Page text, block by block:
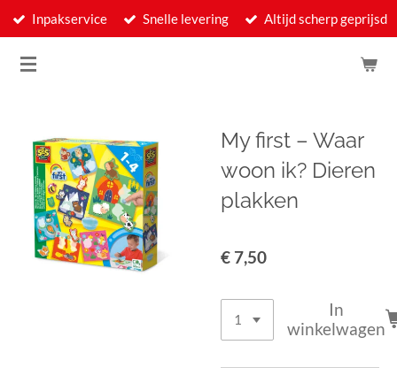
Ga
naar
Inpakservice Snelle levering Altijd scherp geprijsd
My first – Waar
woon ik? Dieren
plakken
€ 7,50
In
winkelwagen